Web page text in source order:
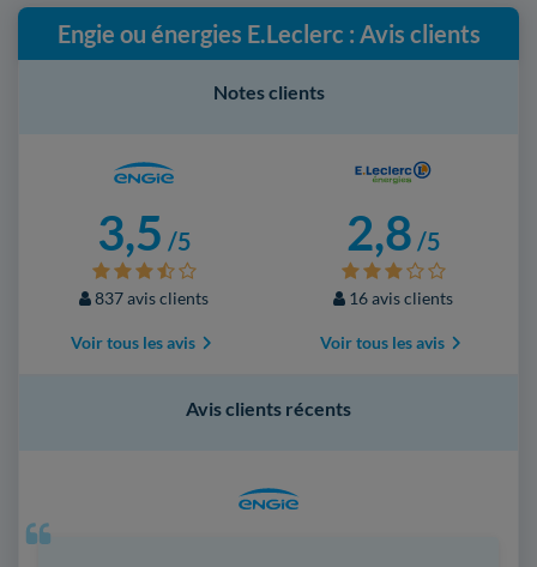
Engie ou énergies E.Leclerc : Avis clients
3,5 /5
837 avis clients
Voir tous les avis
Notes clients
2,8 /5
16 avis clients
Voir tous les avis
Avis clients récents